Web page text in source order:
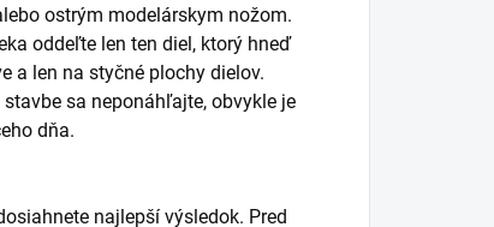
ostrým modelárskym nožom.
oddeľte len ten diel, ktorý hneď
a len na styčné plochy dielov.
sa neponáhľajte, obvykle je
dňa.
najlepší výsledok. Pred